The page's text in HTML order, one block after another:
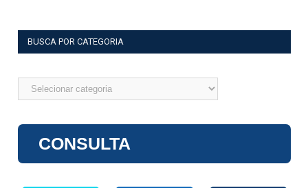
BUSCA POR CATEGORIA
Busca
CONSULTA